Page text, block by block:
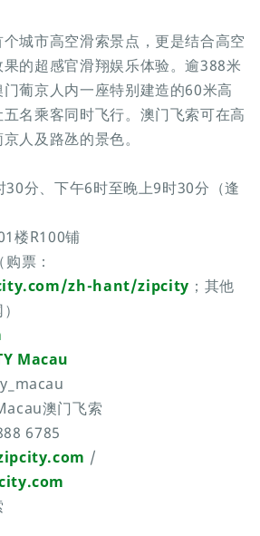
城市高空滑索景点，更是结合高空
的超感官滑翔娱乐体验。逾388米
葡京人内一座特别建造的60米高
名乘客同时飞行。澳门飞索可在高
人及路氹的景色。
30分、下午6时至晚上9时30分（逢
楼R100铺
票：
zh-hant/zipcity ；其他
Macau
澳门飞索
6785
/